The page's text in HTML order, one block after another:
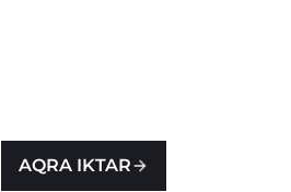
AQRA IKTAR